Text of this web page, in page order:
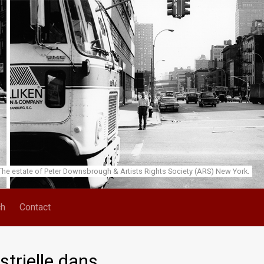
estate of Peter Downsbrough & Artists Rights Society (ARS) New York.
Contact